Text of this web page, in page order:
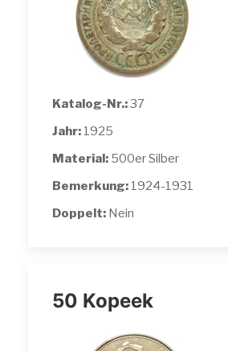
Katalog-Nr.:37
Jahr: 1925
Material: 500er Silber
Bemerkung: 1924-1931
Doppelt: Nein
50 Kopeek